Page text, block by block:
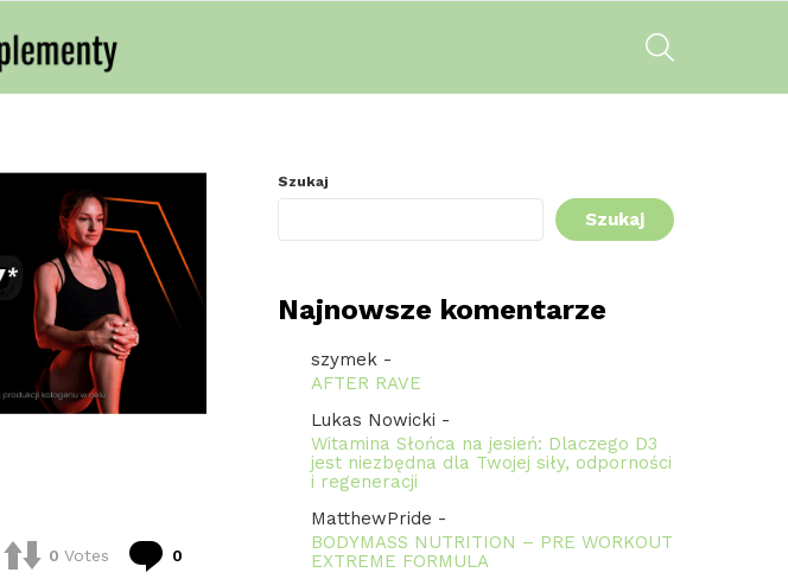
0 Votes 0
Szukaj
Szukaj
Najnowsze komentarze
szymek -
AFTER RAVE
Lukas Nowicki -
Witamina Słońca na jesień: Dlaczego D3
jest niezbędna dla Twojej siły, odporności
i regeneracji
MatthewPride -
BODYMASS NUTRITION – PRE WORKOUT
EXTREME FORMULA